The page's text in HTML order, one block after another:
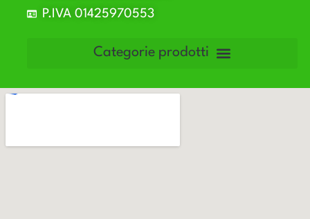
P.IVA 01425970553